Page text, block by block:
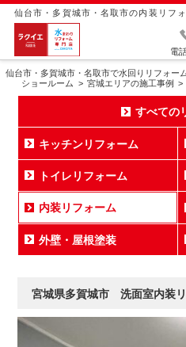
仙台市・多賀城市・名取市の内装リフ
電
仙台市・多賀城市・名取市で水回りリフォー
ショールーム
宮城エリアの施工事例
すべての
キッチンリフォーム
トイレリフォーム
内装リフォーム
外壁・屋根塗装
宮城県多賀城市 洗面室内装